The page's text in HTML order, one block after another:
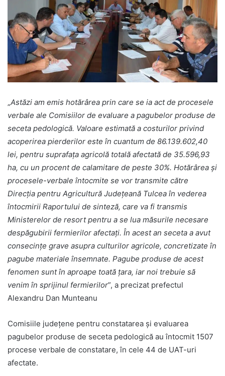
„Astăzi am emis hotărârea prin care se ia act de procesele
verbale ale Comisiilor de evaluare a pagubelor produse de
seceta pedologică. Valoare estimată a costurilor privind
acoperirea pierderilor este în cuantum de 86.139.602,40
lei, pentru suprafața agricolă totală afectată de 35.596,93
ha, cu un procent de calamitare de peste 30%. Hotărârea şi
procesele-verbale întocmite se vor transmite către
Direcţia pentru Agricultură Judeţeană Tulcea în vederea
întocmirii Raportului de sinteză, care va fi transmis
Ministerelor de resort pentru a se lua măsurile necesare
despăgubirii fermierilor afectați. În acest an seceta a avut
consecințe grave asupra culturilor agricole, concretizate în
pagube materiale însemnate. Pagube produse de acest
fenomen sunt în aproape toată țara, iar noi trebuie să
venim în sprijinul fermierilor”, a precizat prefectul
Alexandru Dan Munteanu
Comisiile judeţene pentru constatarea și evaluarea
pagubelor produse de seceta pedologică au întocmit 1507
procese verbale de constatare, în cele 44 de UAT-uri
afectate.